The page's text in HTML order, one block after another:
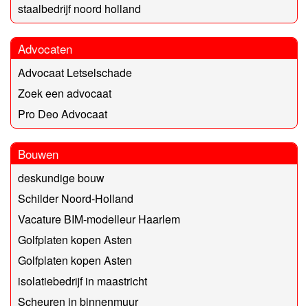
staalbedrijf noord holland
Advocaten
Advocaat Letselschade
Zoek een advocaat
Pro Deo Advocaat
Bouwen
deskundige bouw
Schilder Noord-Holland
Vacature BIM-modelleur Haarlem
Golfplaten kopen Asten
Golfplaten kopen Asten
isolatiebedrijf in maastricht
Scheuren in binnenmuur